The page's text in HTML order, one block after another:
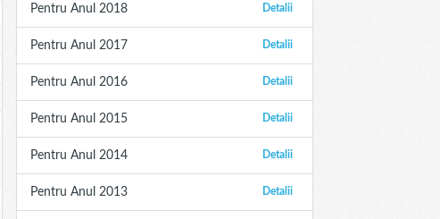
Detalii
Pentru Anul 2018
Detalii
Pentru Anul 2017
Detalii
Pentru Anul 2016
Detalii
Pentru Anul 2015
Detalii
Pentru Anul 2014
Detalii
Pentru Anul 2013